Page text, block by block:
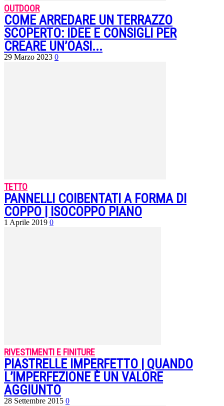
OUTDOOR
COME ARREDARE UN TERRAZZO
SCOPERTO: IDEE E CONSIGLI PER
CREARE UN’OASI...
29 Marzo 2023 0
TETTO
PANNELLI COIBENTATI A FORMA DI
COPPO | ISOCOPPO PIANO
1 Aprile 2019 0
RIVESTIMENTI E FINITURE
PIASTRELLE IMPERFETTO | QUANDO
L’IMPERFEZIONE È UN VALORE
AGGIUNTO
28 Settembre 2015 0